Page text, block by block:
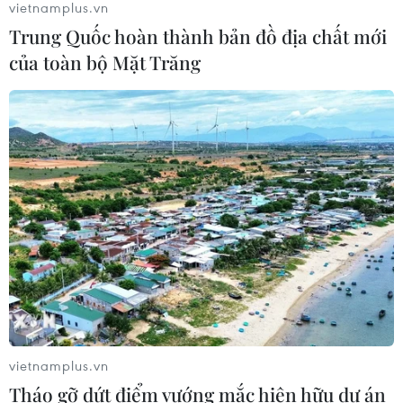
viện Vương quốc Thái Lan bắt đầu
thăm Việt Nam
05/08/2026 03:42
Xem thêm
CƠ QUAN CHỦ QUẢN: THÔNG TẤN XÃ VIỆT NAM
Tổng Biên tập: TRẦN TIẾN DUẨN
Phó Tổng Biên tập: NGUYỄN THỊ TÁM, KHÚC THANH
THỦY
vietnamplus.vn
Trung Quốc hoàn thành bản đồ địa chất mới
của toàn bộ Mặt Trăng
vietnamplus.vn
Tháo gỡ dứt điểm vướng mắc hiện hữu dự án